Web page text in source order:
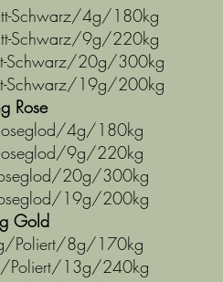
Schwarz/4g/180kg
Schwarz/9g/220kg
Schwarz/20g/300kg
Schwarz/19g/200kg
Rose
4g/180kg
9g/220kg
20g/300kg
19g/200kg
Gold
Poliert/8g/170kg
Poliert/13g/240kg